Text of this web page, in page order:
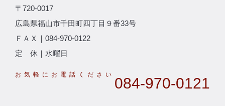
〒720-0017
広島県福山市千田町四丁目９番33号
ＦＡＸ｜084-970-0122
定 休｜水曜日
084-970-0121